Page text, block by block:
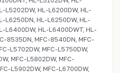
L5202DW, HL-L6200DW, HL-
L6250DN, HL-L6250DW, HL-
L6400DW, HL-L6400DWT, HL-
8535DN, MFC-8540DN, MFC-
L5702DW, MFC-L5750DW,
MFC-L5802DW, MFC-
L5902DW, MFC-L6700DW,